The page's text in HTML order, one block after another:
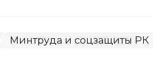
Минтруда и соцзащиты РК